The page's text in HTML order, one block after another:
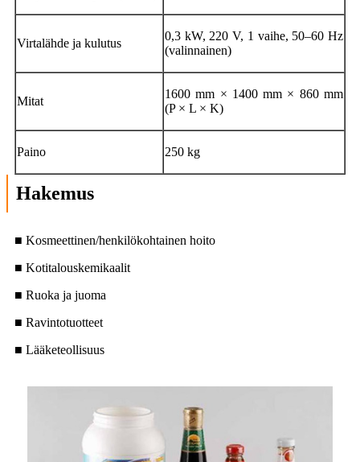
Virtalähde ja kulutus
0,3 kW, 220 V, 1 vaihe, 50–60 Hz
(valinnainen)
Mitat
1600 mm × 1400 mm × 860 mm
(P × L × K)
Paino 250 kg
Hakemus
■ Kosmeettinen/henkilökohtainen hoito
■ Kotitalouskemikaalit
■ Ruoka ja juoma
■ Ravintotuotteet
■ Lääketeollisuus